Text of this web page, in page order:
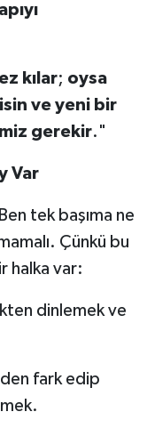
kılar; oysa
ve yeni bir
gerekir."
Var
tek başıma ne
Çünkü bu
halka var:
dinlemek ve
fark edip